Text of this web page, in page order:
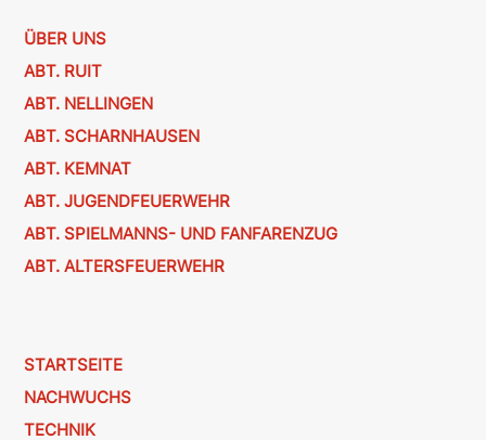
ÜBER UNS
ABT. RUIT
ABT. NELLINGEN
ABT. SCHARNHAUSEN
ABT. KEMNAT
ABT. JUGENDFEUERWEHR
ABT. SPIELMANNS- UND FANFARENZUG
ABT. ALTERSFEUERWEHR
STARTSEITE
NACHWUCHS
TECHNIK